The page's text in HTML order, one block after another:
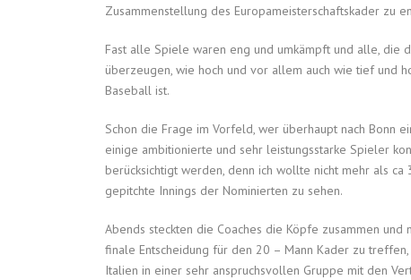
Zusammenstellung des Europameisterschaftskader zu
Fast alle Spiele waren eng und umkämpft und alle, die
überzeugen, wie hoch und vor allem auch wie tief und
Baseball ist.
Schon die Frage im Vorfeld, wer überhaupt nach Bonn
einige ambitionierte und sehr leistungsstarke Spieler
berücksichtigt werden, denn ich wollte nicht mehr als
gepitchte Innings der Nominierten zu sehen.
Abends steckten die Coaches die Köpfe zusammen
finale Entscheidung für den 20 – Mann Kader zu
Italien in einer sehr anspruchsvollen Gruppe mit den